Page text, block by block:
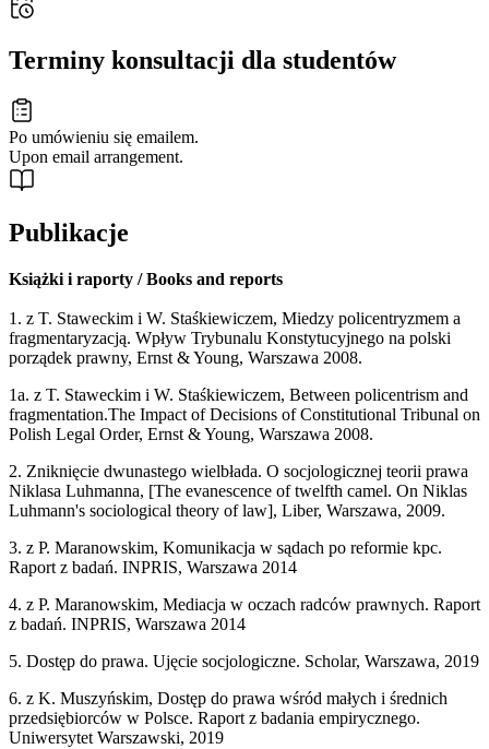
Terminy konsultacji dla studentów
Po umówieniu się emailem.
Upon email arrangement.
Publikacje
Książki i raporty / Books and reports
1. z T. Staweckim i W. Staśkiewiczem, Miedzy policentryzmem a
fragmentaryzacją. Wpływ Trybunalu Konstytucyjnego na polski
porządek prawny, Ernst & Young, Warszawa 2008.
1a. z T. Staweckim i W. Staśkiewiczem, Between policentrism and
fragmentation.The Impact of Decisions of Constitutional Tribunal on
Polish Legal Order, Ernst & Young, Warszawa 2008.
2. Zniknięcie dwunastego wielbłada. O socjologicznej teorii prawa
Niklasa Luhmanna, [The evanescence of twelfth camel. On Niklas
Luhmann's sociological theory of law], Liber, Warszawa, 2009.
3. z P. Maranowskim, Komunikacja w sądach po reformie kpc.
Raport z badań. INPRIS, Warszawa 2014
4. z P. Maranowskim, Mediacja w oczach radców prawnych. Raport
z badań. INPRIS, Warszawa 2014
5. Dostęp do prawa. Ujęcie socjologiczne. Scholar, Warszawa, 2019
6. z K. Muszyńskim, Dostęp do prawa wśród małych i średnich
przedsiębiorców w Polsce. Raport z badania empirycznego.
Uniwersytet Warszawski, 2019